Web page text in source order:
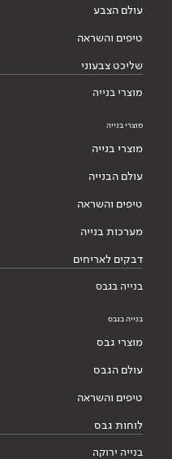
עולם הצבע
טיפים והשראה
שליכט צבעוני
מוצרי בנייה
מוצרי בנייה
מוצרי בנייה
עולם הבנייה
טיפים והשראה
מערכות בנייה
דבקים לאריחים
בנייה בגבס
בנייה בגבס
מוצרי גבס
עולם הגבס
טיפים והשראה
לוחות גבס
בנייה ירוקה